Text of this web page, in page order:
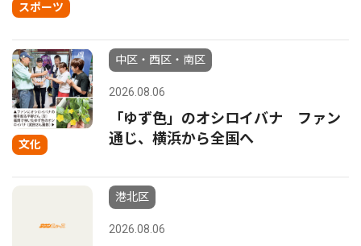
スポーツ
文化
中区・西区・南区
2026.08.06
「ゆず色」のオシロイバナ ファン
通じ、横浜から全国へ
港北区
2026.08.06